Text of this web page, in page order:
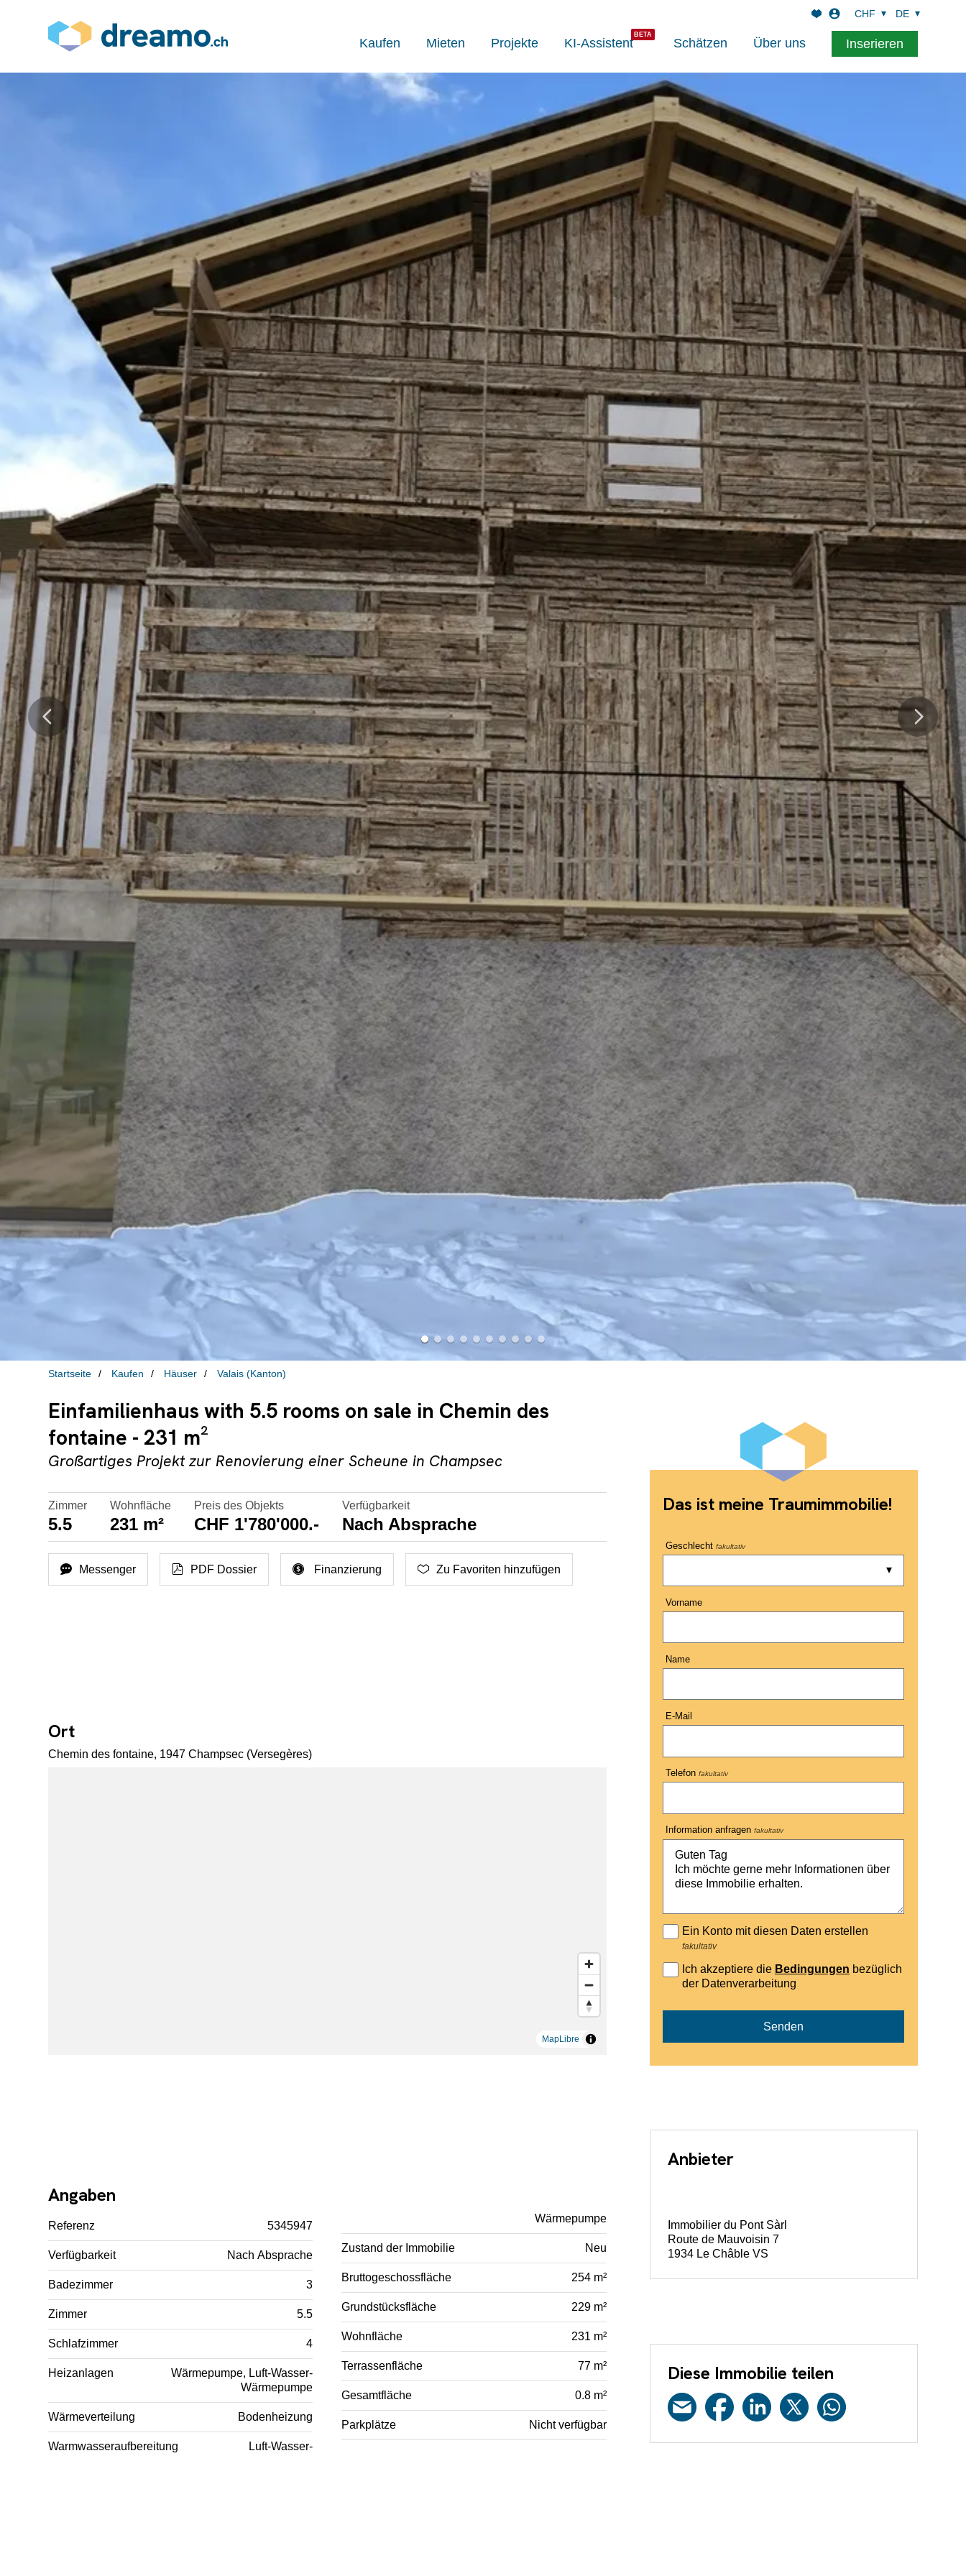
Kaufen Mieten Projekte KI-Assistent Schätzen Über uns Inserieren
CHF DE
Startseite Kaufen Häuser Valais (Kanton)
Einfamilienhaus with 5.5 rooms on sale in Chemin des
fontaine - 231 m²
Großartiges Projekt zur Renovierung einer Scheune in Champsec
Zimmer
5.5
Wohnfläche
231 m²
Preis des Objekts
CHF 1'780'000.-
Verfügbarkeit
Nach Absprache
Messenger PDF Dossier Finanzierung Zu Favoriten hinzufügen
Ort
Chemin des fontaine, 1947 Champsec (Versegères)
MapLibre
Angaben
Referenz 5345947
Verfügbarkeit Nach Absprache
Badezimmer 3
Zimmer 5.5
Schlafzimmer 4
Heizanlagen
Wärmepumpe, Luft-Wasser-
Wärmepumpe
Wärmeverteilung Bodenheizung
Warmwasseraufbereitung Luft-Wasser-
Wärmepumpe
Zustand der Immobilie Neu
Bruttogeschossfläche 254 m²
Grundstücksfläche 229 m²
Wohnfläche 231 m²
Terrassenfläche 77 m²
Gesamtfläche 0.8 m²
Parkplätze Nicht verfügbar
Das ist meine Traumimmobilie!
Geschlechtfakultativ
Vorname
Name
E-Mail
Telefonfakultativ
Information anfragenfakultativ
Ein Konto mit diesen Daten erstellen
fakultativ
Ich akzeptiere die Bedingungen bezüglich
der Datenverarbeitung
Senden
Anbieter
Immobilier du Pont Sàrl
Route de Mauvoisin 7
1934 Le Châble VS
Diese Immobilie teilen